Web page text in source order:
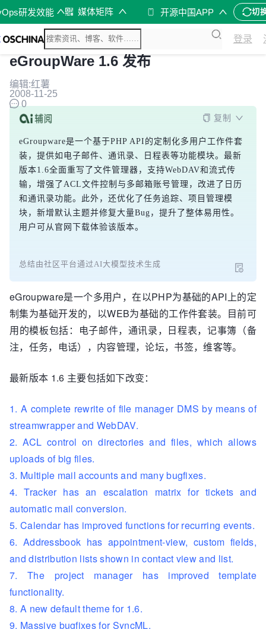
研发效能 媒体矩阵 开源中国APP 切
登录
eGroupWare 1.6 发布
编辑:红薯
2008-11-25
0
复制
eGroupware是一个基于PHP API的定制化多用户工作件套
装，提供如电子邮件、通讯录、日程表等功能模块。最新
版本1.6全面重写了文件管理器，支持WebDAV和流式传
输，增强了ACL文件控制与多邮箱账号管理，改进了日历
和通讯录功能。此外，还优化了任务追踪、项目管理模
块，新增默认主题并修复大量Bug，提升了整体易用性。
用户可从官网下载体验该版本。
总结由社区平台通过AI大模型技术生成
eGroupware是一个多用户，在以PHP为基础的API上的定
制集为基础开发的，以WEB为基础的工作件套装。目前可
用的模板包括：电子邮件，通讯录，日程表，记事簿（备
注，任务，电话），内容管理，论坛，书签，维客等。
最新版本 1.6 主要包括如下改变：
1. A complete rewrite of file manager DMS by means of
streamwrapper and WebDAV.
2. ACL control on directories and files, which allows
uploads of big files.
3. Multiple mail accounts and many bugfixes.
4. Tracker has an escalation matrix for tickets and
automatic mail conversion.
5. Calendar has improved functions for recurring events.
6. Addressbook has appointment-view, custom fields,
and distribution lists shown in contact view and list.
7. The project manager has improved template
functionality.
8. A new default theme for 1.6.
9. Massive bugfixes for SyncML.